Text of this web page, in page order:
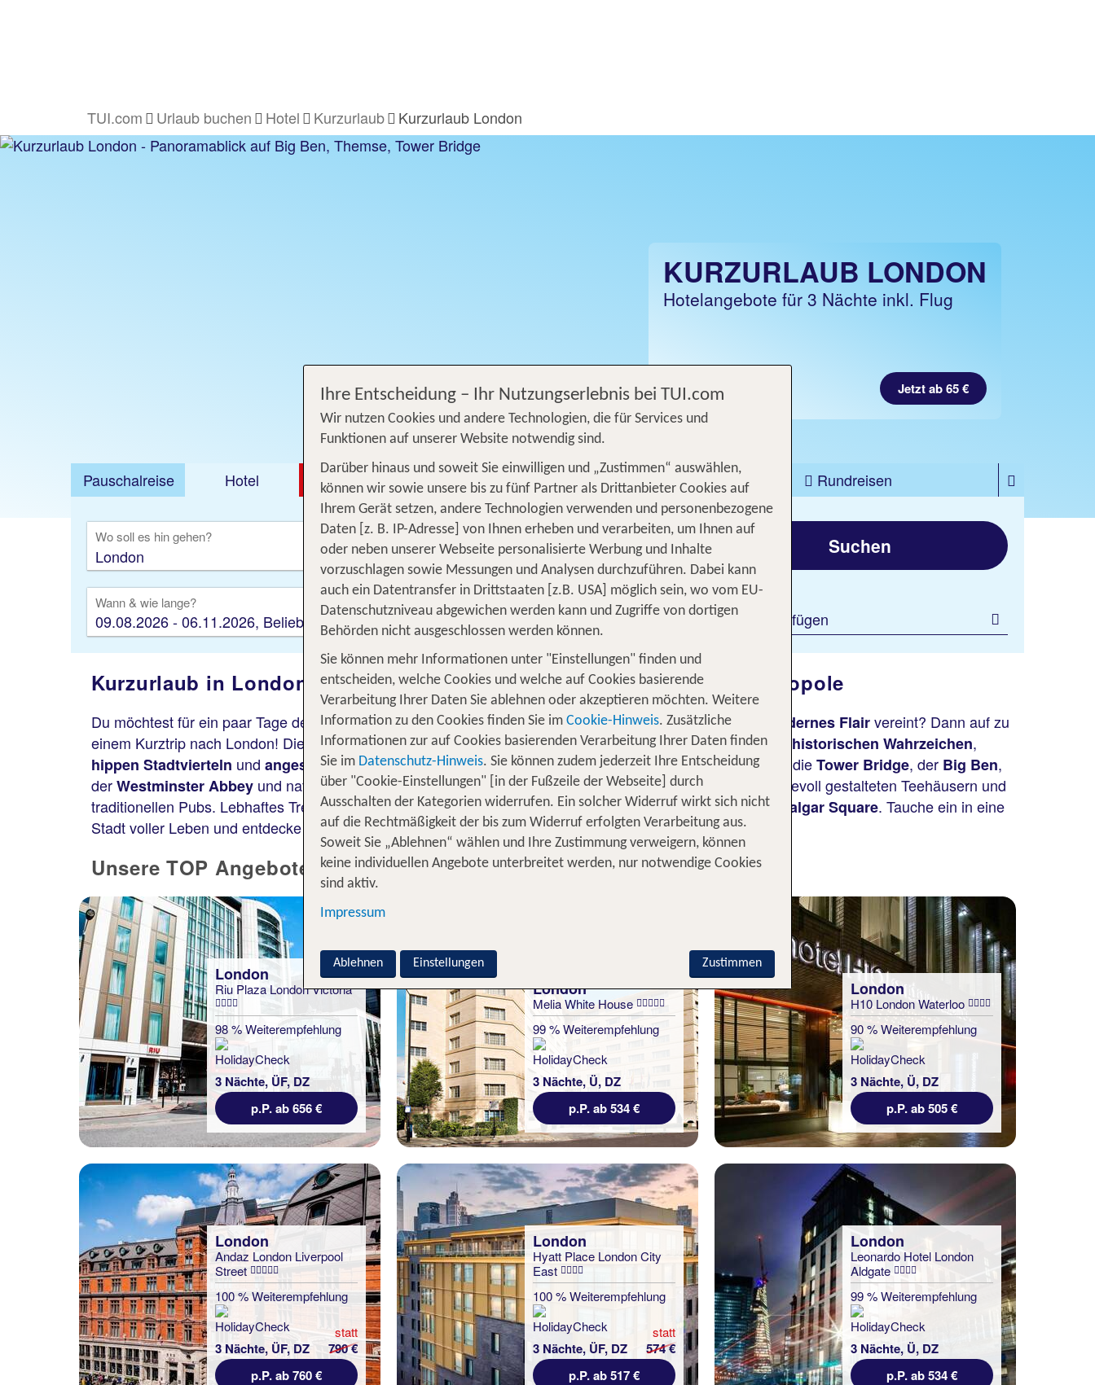
TUI.com Urlaub buchen Hotel Kurzurlaub Kurzurlaub London
KURZURLAUB LONDON
Hotelangebote für 3 Nächte inkl. Flug
Jetzt ab 65 €
Pauschalreise Hotel DEALS Flug Ferienhaus Mietwagen Kreuzfahrten
Rundreisen
Ausflüge
Camper Privattransfer Zusatzleistungen
Wo soll es hin gehen?
Flug hinzufügen
Wann & wie lange?
09.08.2026 - 06.11.2026, Beliebig
Wer reist mit?
2 Erwachsene
Suchen
Filter hinzufügen
Kurzurlaub in London: Dein perfekter Aufenthalt in der britischen Metropole
Du möchtest für ein paar Tage dem Alltag entfliehen und eine Stadt erkunden, dieHistorie, Kultur und modernes Flairvereint? Dann auf zu
einem Kurztrip nach London! Die Hauptstadt Englands und Großbritanniens hält einebunte Mischung aus historischen Wahrzeichen,
hippen Stadtvierteln und angesagten Restaurantsfür dich bereit. Historische Bauten und Denkmäler wie dieTower Bridge, der Big Ben,
derWestminster Abbey und natürlich derBuckingham Palacestehen neben moderner Straßenkunst, liebevoll gestalteten Teehäusern und
traditionellen Pubs. Lebhaftes Treiben erwartet Sie rund um den legendärenPiccadilly Circusund amTrafalgar Square. Tauche ein in eine
Stadt voller Leben und entdecke eine Fülle an Aktivitäten für jeden Geschmack.
Unsere TOP Angebote für 3 Nächte London inkl. Flug
London
Riu Plaza London Victoria
98 % Weiterempfehlung
3 Nächte, ÜF, DZ
p.P. ab 656 €
London
Melia White House
99 % Weiterempfehlung
3 Nächte, Ü, DZ
p.P. ab 534 €
London
H10 London Waterloo
90 % Weiterempfehlung
3 Nächte, Ü, DZ
p.P. ab 505 €
London
Andaz London Liverpool
Street
100 % Weiterempfehlung
3 Nächte, ÜF, DZ
statt
790 €
p.P. ab 760 €
London
Hyatt Place London City
East
100 % Weiterempfehlung
3 Nächte, ÜF, DZ
statt
574 €
p.P. ab 517 €
London
Leonardo Hotel London
Aldgate
99 % Weiterempfehlung
3 Nächte, Ü, DZ
p.P. ab 534 €
Ihre Entscheidung – Ihr Nutzungserlebnis bei TUI.com
Wir nutzen Cookies und andere Technologien, die für Services und
Funktionen auf unserer Website notwendig sind.
Darüber hinaus und soweit Sie einwilligen und „Zustimmen“ auswählen,
können wir sowie unsere bis zu fünf Partner als Drittanbieter Cookies auf
Ihrem Gerät setzen, andere Technologien verwenden und personenbezogene
Daten [z. B. IP-Adresse] von Ihnen erheben und verarbeiten, um Ihnen auf
oder neben unserer Webseite personalisierte Werbung und Inhalte
vorzuschlagen sowie Messungen und Analysen durchzuführen. Dabei kann
auch ein Datentransfer in Drittstaaten [z.B. USA] möglich sein, wo vom EU-
Datenschutzniveau abgewichen werden kann und Zugriffe von dortigen
Behörden nicht ausgeschlossen werden können.
Sie können mehr Informationen unter "Einstellungen" finden und
entscheiden, welche Cookies und welche auf Cookies basierende
Verarbeitung Ihrer Daten Sie ablehnen oder akzeptieren möchten. Weitere
Information zu den Cookies finden Sie im Cookie-Hinweis. Zusätzliche
Informationen zur auf Cookies basierenden Verarbeitung Ihrer Daten finden
Sie im Datenschutz-Hinweis. Sie können zudem jederzeit Ihre Entscheidung
über "Cookie-Einstellungen" [in der Fußzeile der Webseite] durch
Ausschalten der Kategorien widerrufen. Ein solcher Widerruf wirkt sich nicht
auf die Rechtmäßigkeit der bis zum Widerruf erfolgten Verarbeitung aus.
Soweit Sie „Ablehnen“ wählen und Ihre Zustimmung verweigern, können
keine individuellen Angebote unterbreitet werden, nur notwendige Cookies
sind aktiv.
Impressum
Zustimmen
Ablehnen Einstellungen